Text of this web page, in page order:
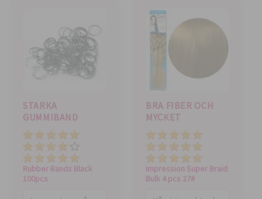
STARKA
GUMMIBAND
Pris
Total value
Kvalitet
Rubber Bands Black
100pcs
BRA FIBER OCH
MYCKET
Pris
Total value
Kvalitet
Impression Super Braid
Bulk 4 pcs 27#